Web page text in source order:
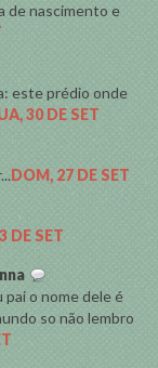
de nascimento e
este prédio onde
30 DE SET
DOM, 27 DE SET
DE SET
o nome dele é
so não lembro